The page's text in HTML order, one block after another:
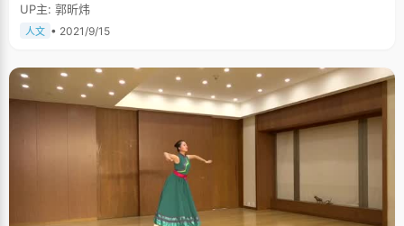
UP主: 郭昕炜
人文 • 2021/9/15